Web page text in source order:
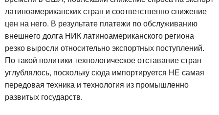
латиноамериканских стран и соответственно снижение
цен на него. В результате платежи по обслуживанию
внешнего долга НИК латиноамериканского региона
резко выросли относительно экспортных поступлений.
По такой политики технологическое отставание стран
углублялось, поскольку сюда импортируется НЕ самая
передовая техника и технология из промышленно
развитых государств.